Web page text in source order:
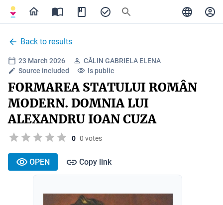
Back to results
23 March 2026
CĂLIN GABRIELA ELENA
Source included
Is public
FORMAREA STATULUI ROMÂN
MODERN. DOMNIA LUI
ALEXANDRU IOAN CUZA
0 0 votes
OPEN Copy link